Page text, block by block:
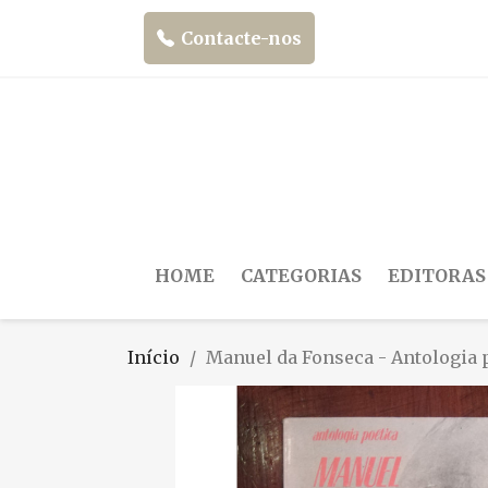
Contacte-nos
HOME CATEGORIAS EDITORAS
Início Manuel da Fonseca - Antologia